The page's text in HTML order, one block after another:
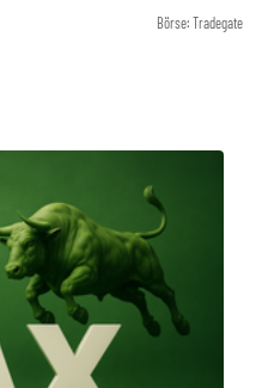
Börse: Tradegate